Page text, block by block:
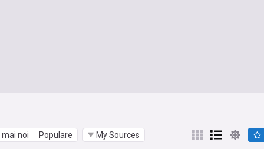
mai noi Populare My Sources